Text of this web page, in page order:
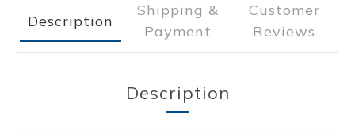
Description
Shipping &
Payment
Customer
Reviews
Description